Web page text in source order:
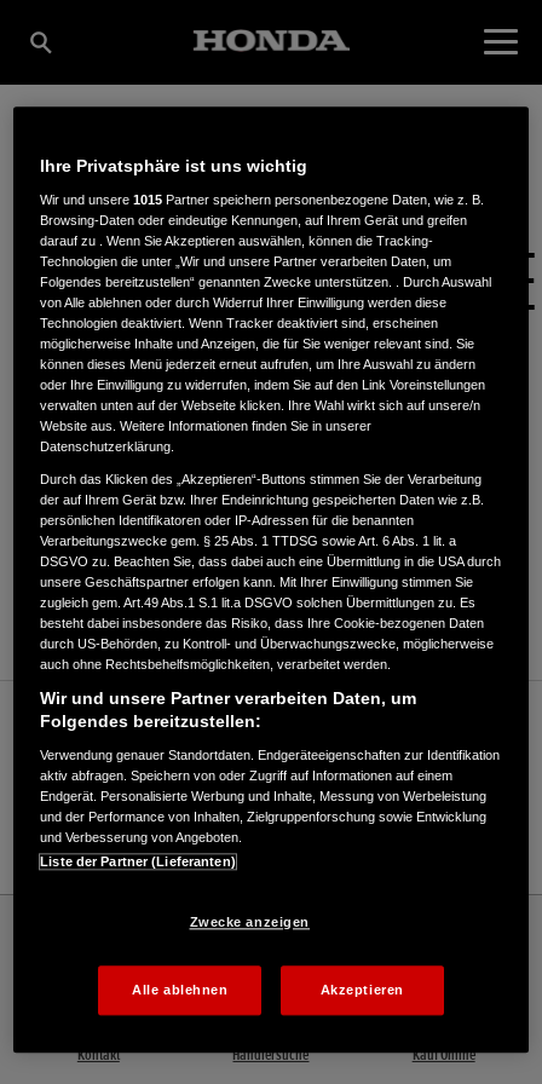
LVF GARTEN- UND
GMBH
Ernst-Sachs-Str. 13,56070
ANFAHRTSBESCHREIBUNG ANFORDERN
WEBSITE
Verkauf / Kundendienst
0261/23051
E-Mail
Deutschland Offizielle Website | The Power of Dreams
Kontakt Händlersuche Kauf Online
Ihre Privatsphäre ist uns wichtig
Wir und unsere1015 Partner speichern personenbezogene Daten, wie z. B.
Browsing-Daten oder eindeutige Kennungen, auf Ihrem Gerät und greifen
darauf zu . Wenn Sie Akzeptieren auswählen, können die Tracking-
Technologien die unter „Wir und unsere Partner verarbeiten Daten, um
Folgendes bereitzustellen“ genannten Zwecke unterstützen. . Durch Auswahl
von Alle ablehnen oder durch Widerruf Ihrer Einwilligung werden diese
Technologien deaktiviert. Wenn Tracker deaktiviert sind, erscheinen
möglicherweise Inhalte und Anzeigen, die für Sie weniger relevant sind. Sie
können dieses Menü jederzeit erneut aufrufen, um Ihre Auswahl zu ändern
oder Ihre Einwilligung zu widerrufen, indem Sie auf den Link Voreinstellungen
verwalten unten auf der Webseite klicken. Ihre Wahl wirkt sich auf unsere/n
Website aus. Weitere Informationen finden Sie in unserer
Datenschutzerklärung.
Durch das Klicken des „Akzeptieren“-Buttons stimmen Sie der Verarbeitung
der auf Ihrem Gerät bzw. Ihrer Endeinrichtung gespeicherten Daten wie z.B.
persönlichen Identifikatoren oder IP-Adressen für die benannten
Verarbeitungszwecke gem. § 25 Abs. 1 TTDSG sowie Art. 6 Abs. 1 lit. a
DSGVO zu. Beachten Sie, dass dabei auch eine Übermittlung in die USA durch
unsere Geschäftspartner erfolgen kann. Mit Ihrer Einwilligung stimmen Sie
zugleich gem. Art.49 Abs.1 S.1 lit.a DSGVO solchen Übermittlungen zu. Es
besteht dabei insbesondere das Risiko, dass Ihre Cookie-bezogenen Daten
durch US-Behörden, zu Kontroll- und Überwachungszwecke, möglicherweise
auch ohne Rechtsbehelfsmöglichkeiten, verarbeitet werden.
Wir und unsere Partner verarbeiten Daten, um
Folgendes bereitzustellen:
Verwendung genauer Standortdaten. Endgeräteeigenschaften zur Identifikation
aktiv abfragen. Speichern von oder Zugriff auf Informationen auf einem
Endgerät. Personalisierte Werbung und Inhalte, Messung von Werbeleistung
und der Performance von Inhalten, Zielgruppenforschung sowie Entwicklung
und Verbesserung von Angeboten.
Liste der Partner (Lieferanten)
Zwecke anzeigen
Alle ablehnen Akzeptieren